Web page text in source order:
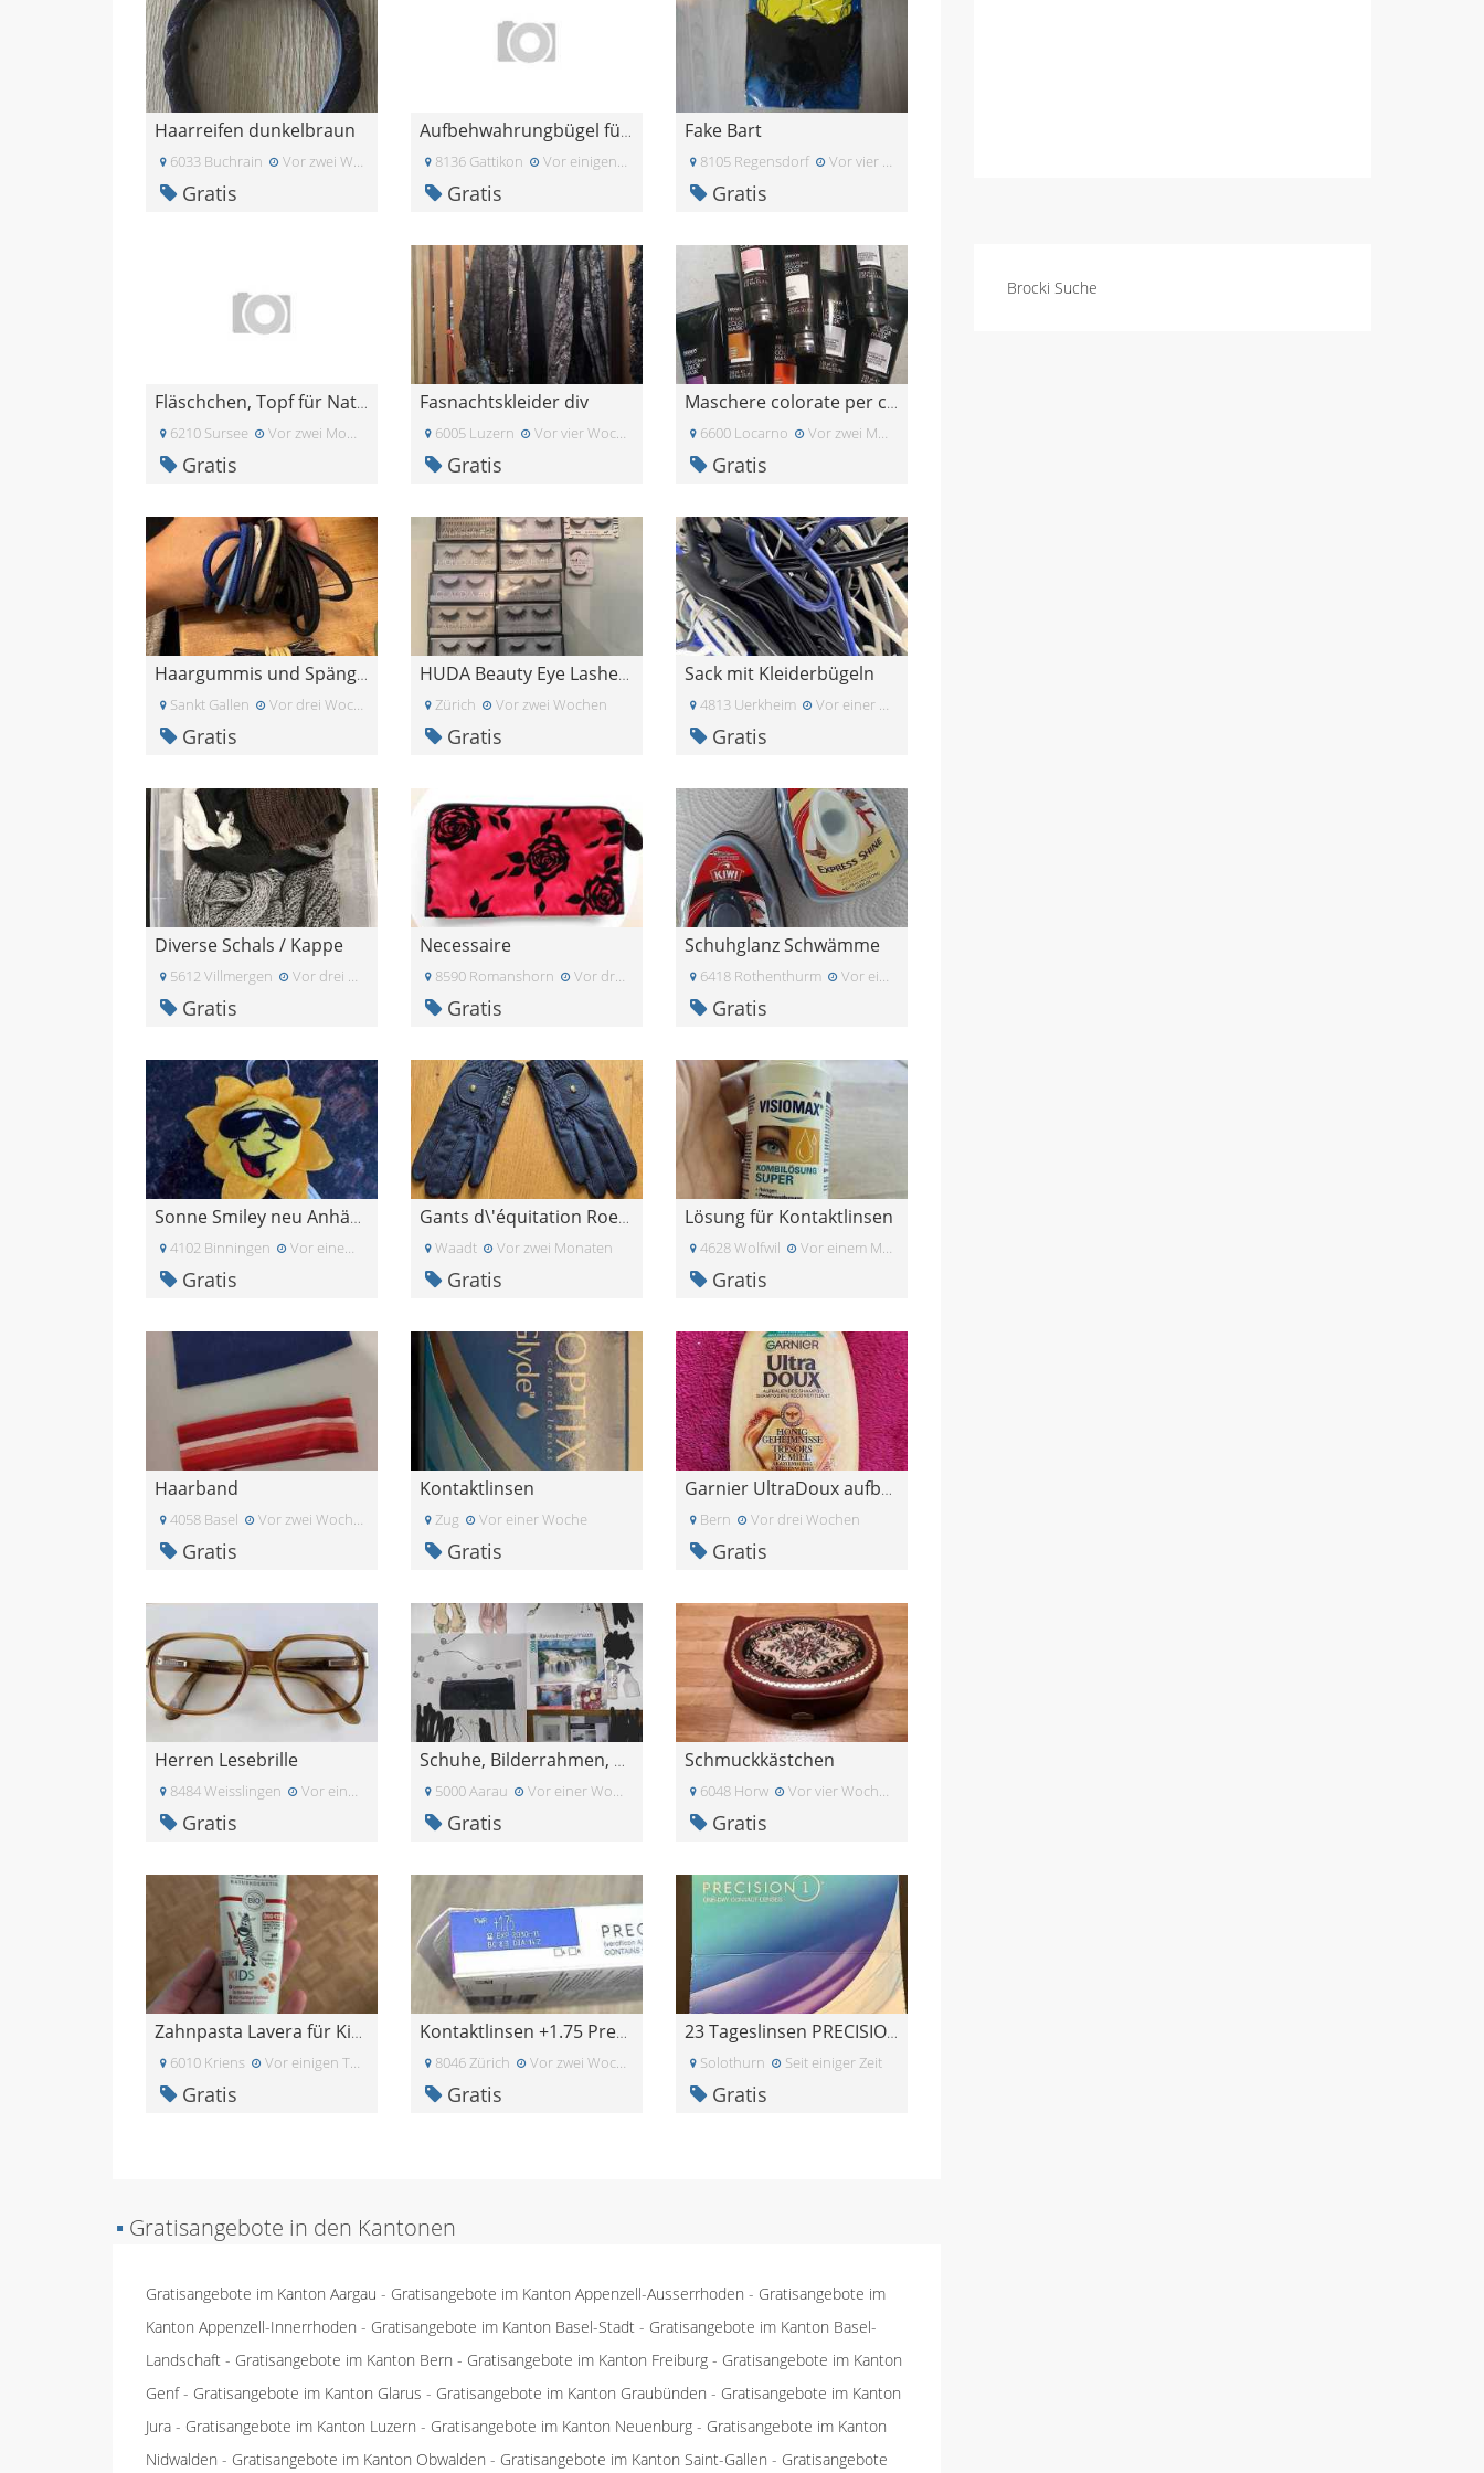
Brocki Suche
Haarreifen dunkelbraun
6033 Buchrain Vor zwei Wochen
Gratis
Aufbehwahrungbügel für Schals
8136 Gattikon Vor einigen Tagen
Gratis
Fake Bart
8105 Regensdorf Vor vier Wochen
Gratis
Fläschchen, Topf für Naturkosmetik
6210 Sursee Vor zwei Monaten
Gratis
Fasnachtskleider div
6005 Luzern Vor vier Wochen
Gratis
Maschere colorate per capelli
6600 Locarno Vor zwei Monaten
Gratis
Haargummis und Spängeli
Sankt Gallen Vor drei Wochen
Gratis
HUDA Beauty Eye Lashes zum Aufkleben
Zürich Vor zwei Wochen
Gratis
Sack mit Kleiderbügeln
4813 Uerkheim Vor einer Woche
Gratis
Diverse Schals / Kappe
5612 Villmergen Vor drei Wochen
Gratis
Necessaire
8590 Romanshorn Vor drei Wochen
Gratis
Schuhglanz Schwämme
6418 Rothenthurm Vor einigen Tagen
Gratis
Sonne Smiley neu Anhänger 6-10cm
4102 Binningen Vor einem Monat
Gratis
Gants d\'équitation Roeckl Grip taille 8
Waadt Vor zwei Monaten
Gratis
Lösung für Kontaktlinsen
4628 Wolfwil Vor einem Monat
Gratis
Haarband
4058 Basel Vor zwei Wochen
Gratis
Kontaktlinsen
Zug Vor einer Woche
Gratis
Garnier UltraDoux aufbauendes Shampoo (fast voll)
Bern Vor drei Wochen
Gratis
Herren Lesebrille
8484 Weisslingen Vor einer Woche
Gratis
Schuhe, Bilderrahmen, Buch, Puzzle...etc.
5000 Aarau Vor einer Woche
Gratis
Schmuckkästchen
6048 Horw Vor vier Wochen
Gratis
Zahnpasta Lavera für Kinder
6010 Kriens Vor einigen Tagen
Gratis
Kontaktlinsen +1.75 Precision 1 Alcon
8046 Zürich Vor zwei Wochen
Gratis
23 Tageslinsen PRECISION 1 for Astigmatism -4.5
Solothurn Seit einiger Zeit
Gratis
▪ Gratisangebote in den Kantonen
Gratisangebote im Kanton Aargau - Gratisangebote im Kanton Appenzell-Ausserrhoden - Gratisangebote im
Kanton Appenzell-Innerrhoden - Gratisangebote im Kanton Basel-Stadt - Gratisangebote im Kanton Basel-
Landschaft - Gratisangebote im Kanton Bern - Gratisangebote im Kanton Freiburg - Gratisangebote im Kanton
Genf- Gratisangebote im Kanton Glarus - Gratisangebote im Kanton Graubünden - Gratisangebote im Kanton
Jura - Gratisangebote im Kanton Luzern - Gratisangebote im Kanton Neuenburg - Gratisangebote im Kanton
Nidwalden - Gratisangebote im Kanton Obwalden - Gratisangebote im Kanton Saint-Gallen - Gratisangebote